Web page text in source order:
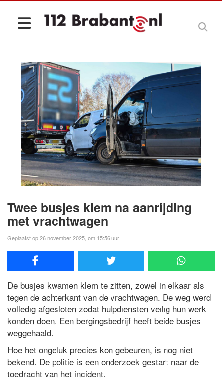
Twee busjes klem na aanrijding
met vrachtwagen
Geplaatst op 26 november 2025, om 15:56 uur
ZUNDERT – Woensdagmiddag zijn twee werkbusjes in
De busjes kwamen klem te zitten, zowel in elkaar als
tegen de achterkant van de vrachtwagen. De weg werd
volledig afgesloten zodat hulpdiensten veilig hun werk
konden doen. Een bergingsbedrijf heeft beide busjes
weggehaald.
Hoe het ongeluk precies kon gebeuren, is nog niet
bekend. De politie is een onderzoek gestart naar de
toedracht van het incident.